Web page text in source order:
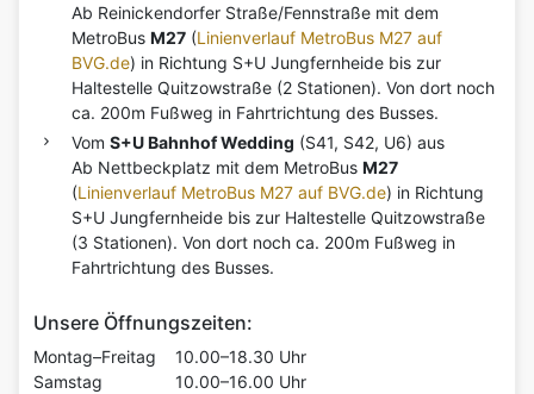
Ab Reinickendorfer Straße/Fennstraße mit dem
MetroBus M27 (Linienverlauf MetroBus M27 auf
BVG.de) in Richtung S+U Jungfernheide bis zur
Haltestelle Quitzowstraße (2 Stationen). Von dort noch
ca. 200m Fußweg in Fahrtrichtung des Busses.
Vom S+U Bahnhof Wedding (S41, S42, U6) aus
Ab Nettbeckplatz mit dem MetroBus M27
(Linienverlauf MetroBus M27 auf BVG.de) in Richtung
S+U Jungfernheide bis zur Haltestelle Quitzowstraße
(3 Stationen). Von dort noch ca. 200m Fußweg in
Fahrtrichtung des Busses.
Unsere Öffnungszeiten:
Montag–Freitag
10.00–18.30 Uhr
Samstag
10.00–16.00 Uhr